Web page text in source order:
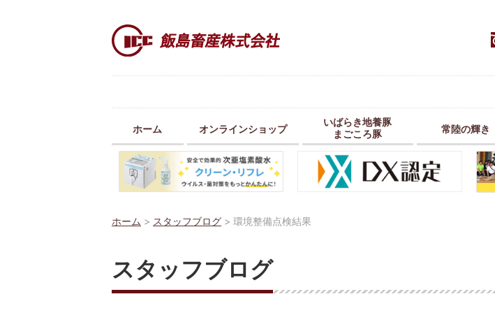
ホーム オンラインショップ
いばらき地養豚
まごころ豚
常陸の輝き
ホーム > スタッフブログ > 環境整備点検結果
スタッフブログ